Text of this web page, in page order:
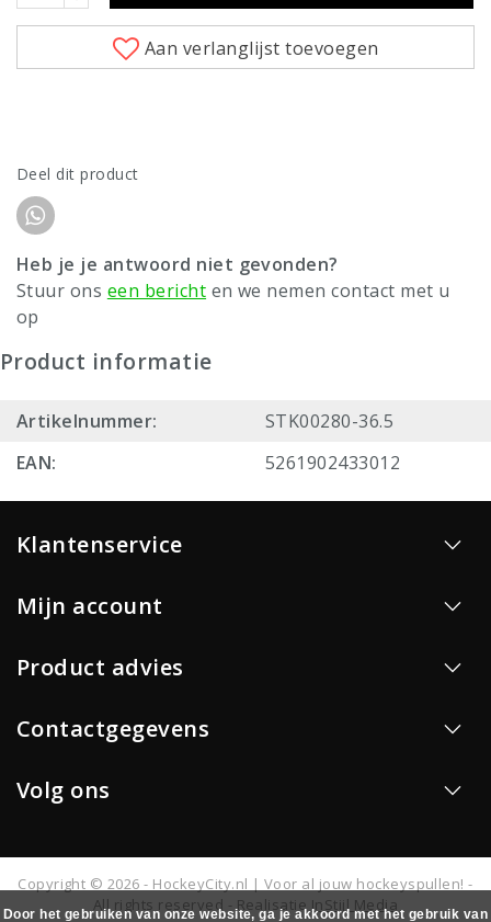
Aan verlanglijst toevoegen
Deel dit product
Heb je je antwoord niet gevonden?
Stuur ons een bericht en we nemen contact met u
op
Product informatie
Artikelnummer:
STK00280-36.5
EAN:
5261902433012
Klantenservice
Mijn account
Product advies
Contactgegevens
Volg ons
Copyright © 2026 - HockeyCity.nl | Voor al jouw hockeyspullen! -
All rights reserved - Realisatie InStijl Media
Door het gebruiken van onze website, ga je akkoord met het gebruik van